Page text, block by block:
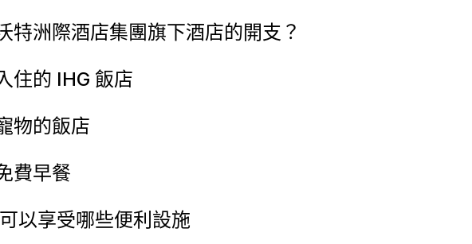
特洲際酒店集團旗下酒店的開支？
住的 IHG 飯店
物的飯店
費早餐
以享受哪些便利設施